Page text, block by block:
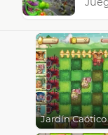
Jardín Caótico